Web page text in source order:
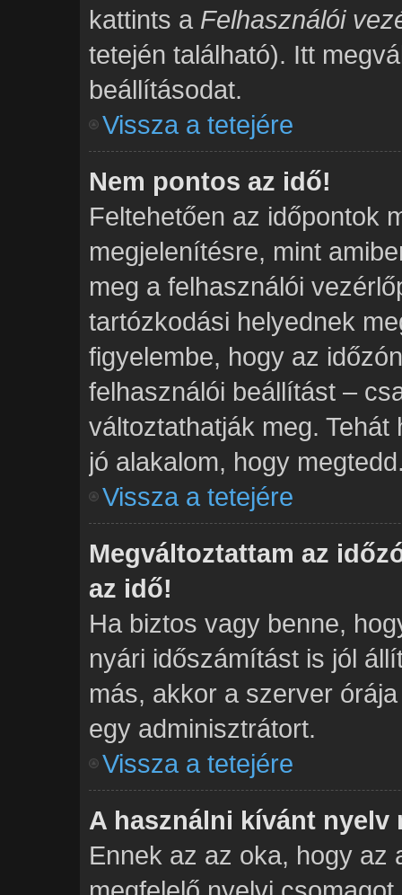
kattints a Felhasználói
tetején található). Itt
beállításodat.
Vissza a tetejére
Nem pontos az idő!
Feltehetően az időpontok
megjelenítésre, mint
meg a felhasználói
tartózkodási helyednek
figyelembe, hogy az
felhasználói beállítást –
változtathatják meg.
jó alakalom, hogy
Vissza a tetejére
Megváltoztattam az
az idő!
Ha biztos vagy benne,
nyári időszámítást is jól
más, akkor a szerver
egy adminisztrátort.
Vissza a tetejére
A használni kívánt nyelv
Ennek az az oka, hogy az